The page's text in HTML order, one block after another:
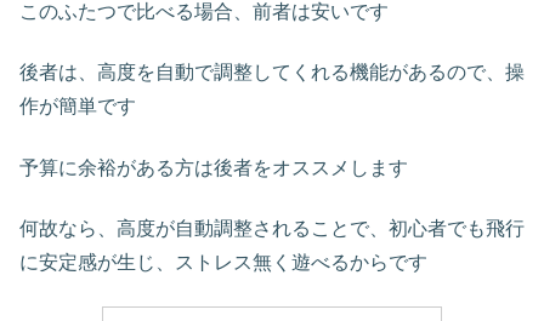
このふたつで比べる場合、前者は安いです
後者は、高度を自動で調整してくれる機能があるので、操
作が簡単です
予算に余裕がある方は後者をオススメします
何故なら、高度が自動調整されることで、初心者でも飛行
に安定感が生じ、ストレス無く遊べるからです